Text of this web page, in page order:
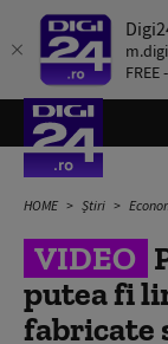
HOME Știri
VIDEO
putea fi
fabricate